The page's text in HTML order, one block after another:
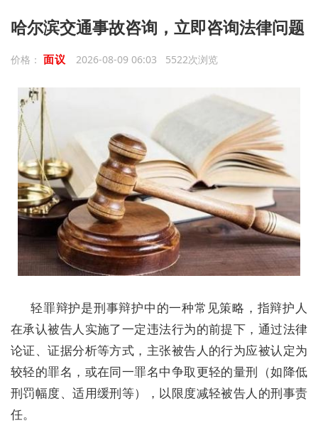
哈尔滨交通事故咨询，立即咨询法律问题
价格： 面议 2026-08-09 06:03 5522次浏览
轻罪辩护是刑事辩护中的一种常见策略，指辩护人
在承认被告人实施了一定违法行为的前提下，通过法律
论证、证据分析等方式，主张被告人的行为应被认定为
较轻的罪名，或在同一罪名中争取更轻的量刑（如降低
刑罚幅度、适用缓刑等），以限度减轻被告人的刑事责
任。